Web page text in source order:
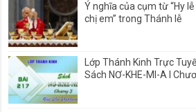
Ý nghĩa của cụm từ “Hy
chị em” trong Thánh lễ
Lớp Thánh Kinh Trực
Sách NƠ-KHE-MI-A I